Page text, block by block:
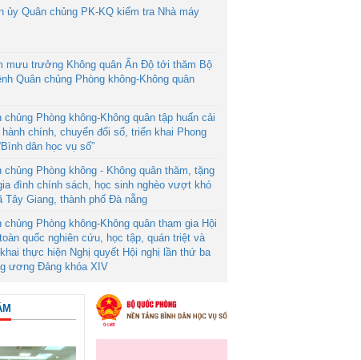
ủy Quân chủng PK-KQ kiểm tra Nhà máy
mưu trưởng Không quân Ấn Độ tới thăm Bộ
Quân chủng Phòng không-Không quân
chủng Phòng không-Không quân tập huấn cải
chính, chuyển đổi số, triển khai Phong
dân học vụ số”
chủng Phòng không - Không quân thăm, tặng
đình chính sách, học sinh nghèo vượt khó
Tây Giang, thành phố Đà nẵng
chủng Phòng không-Không quân tham gia Hội
quốc nghiên cứu, học tập, quán triệt và
thực hiện Nghị quyết Hội nghị lần thứ ba
ương Đảng khóa XIV